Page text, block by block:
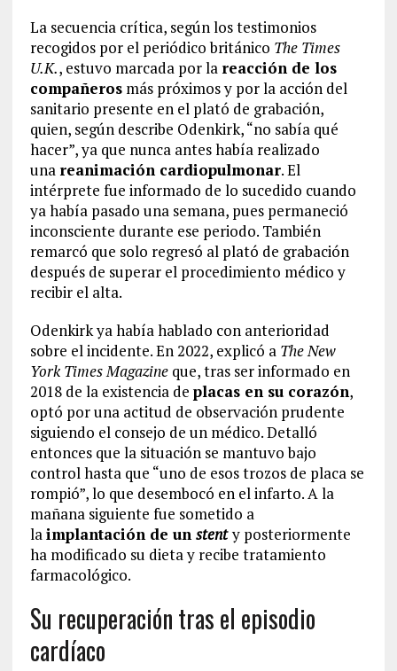
La secuencia crítica, según los testimonios
recogidos por el periódico británico The Times
U.K., estuvo marcada por la reacción de los
compañerosmás próximos y por la acción del
sanitario presente en el plató de grabación,
quien, según describe Odenkirk, “no sabía qué
hacer”, ya que nunca antes había realizado
una reanimación cardiopulmonar. El
intérprete fue informado de lo sucedido cuando
ya había pasado una semana, pues permaneció
inconsciente durante ese periodo. También
remarcó que solo regresó al plató de grabación
después de superar el procedimiento médico y
recibir el alta.
Odenkirk ya había hablado con anterioridad
sobre el incidente. En 2022, explicó a The New
York Times Magazineque, tras ser informado en
2018 de la existencia de placas en su corazón,
optó por una actitud de observación prudente
siguiendo el consejo de un médico. Detalló
entonces que la situación se mantuvo bajo
control hasta que “uno de esos trozos de placa se
rompió”, lo que desembocó en el infarto. A la
mañana siguiente fue sometido a
laimplantación de un stent y posteriormente
ha modificado su dieta y recibe tratamiento
farmacológico.
Su recuperación tras el episodio
cardíaco